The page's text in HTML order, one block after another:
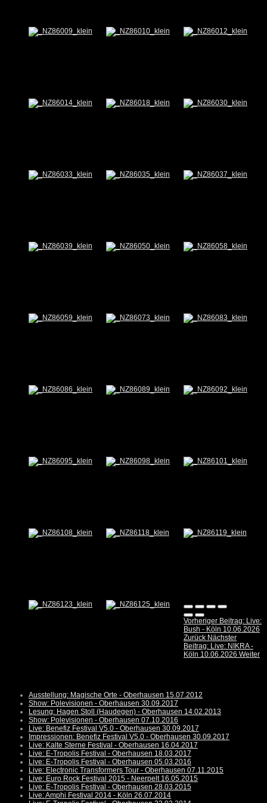
Vorheriger Beitrag: Live:
Bush - Köln 10.06.2026
Zurück Nächster
Beitrag: Live: NIKRA -
Köln 10.06.2026 Weiter
Ausstellung: Magische Orte - Oberhausen 15.07.2012
Show: Polevisionen - Oberhausen 30.09.2017
Lesung: Hagen Stoll (Haudegen) - Oberhausen 14.02.2013
Show: Polevisionen - Oberhausen 07.10.2016
Live: Benefiz Festival V5.0 - Oberhausen 30.09.2017
Impressionen: Benefiz Festival V5.0 - Oberhausen 30.09.2017
Live: Kalte Sterne Festival - Oberhausen 16.04.2017
Live: E-Tropolis Festival - Oberhausen 18.03.2017
Live: E-Tropolis Festival - Oberhausen 05.03.2016
Live: Electronic Transformers Tour - Oberhausen 07.11.2015
Live: Euro Rock Festival 2015 - Neerpelt 16.05.2015
Live: E-Tropolis Festival - Oberhausen 28.03.2015
Live: Amphi Festival 2014 - Köln 26.07.2014